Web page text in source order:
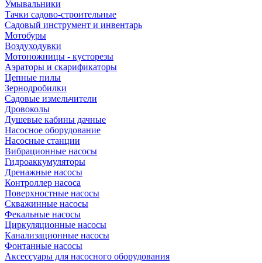
Умывальники
Тачки садово-строительные
Садовый инструмент и инвентарь
Мотобуры
Воздуходувки
Мотоножницы - кусторезы
Аэраторы и скарификаторы
Цепные пилы
Зернодробилки
Садовые измельчители
Дровоколы
Душевые кабины дачные
Насосное оборудование
Насосные станции
Вибрационные насосы
Гидроаккумуляторы
Дренажные насосы
Контроллер насоса
Поверхностные насосы
Скважинные насосы
Фекальные насосы
Циркуляционные насосы
Канализационные насосы
Фонтанные насосы
Аксессуары для насосного оборудования